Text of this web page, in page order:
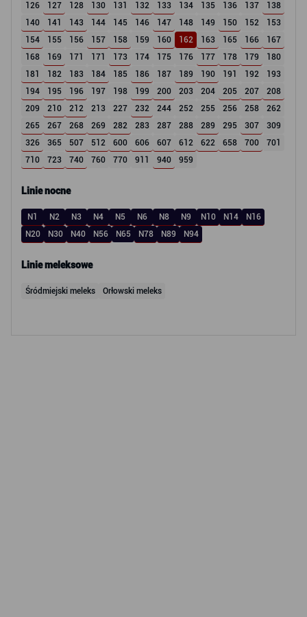
126
127 128 130 131 132 133 134 135 136 137
138
140
141 143 144 145 146 147 148 149 150 152
153
154
155 156 157 158 159 160 162 163 165 166
167
168
169 171 171 173 174 175 176 177 178 179
180
181
182 183 184 185 186 187 189 190 191 192
193
194
195 196 197 198 199 200 203 204 205 207
208
209
210 212 213 227 232 244 252 255 256 258
262
265
267 268 269 282 283 287 288 289 295 307
309
326
365 507 512 600 606 607 612 622 658 700
701
710
723 740 760 770 911 940 959
Linie nocne
N1 N2 N3 N4 N5 N6 N8 N9 N10 N14
N16
N20
N30 N40 N56 N65 N78 N89 N94
Linie meleksowe
Śródmiejski meleks Orłowski meleks